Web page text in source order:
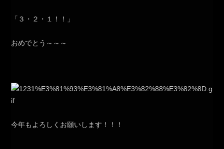
「３・２・１！！」
おめでとう～～～
今年もよろしくお願いします！！！